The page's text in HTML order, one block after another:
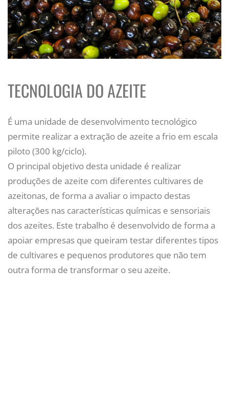
TECNOLOGIA DO AZEITE
É uma unidade de desenvolvimento tecnológico
permite realizar a extração de azeite a frio em escala
piloto (300 kg/ciclo).
O principal objetivo desta unidade é realizar
produções de azeite com diferentes cultivares de
azeitonas, de forma a avaliar o impacto destas
alterações nas características químicas e sensoriais
dos azeites. Este trabalho é desenvolvido de forma a
apoiar empresas que queiram testar diferentes tipos
de cultivares e pequenos produtores que não tem
outra forma de transformar o seu azeite.